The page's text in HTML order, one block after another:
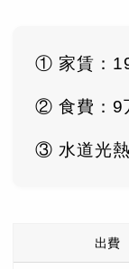
① 家賃：
② 食費：9
③ 水道光
出費